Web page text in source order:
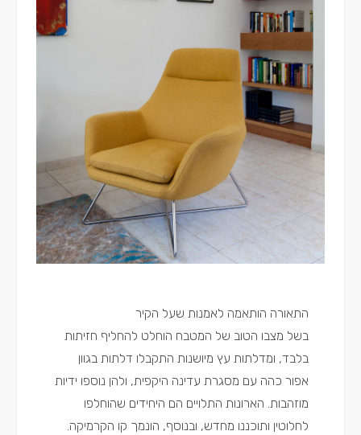
התאורה הותאמה לאמנות שעל הקיר
בשל מצבו הטוב של המטבח הוחלט להחליף חזיתות
בלבד, ומדלתות עץ מיושנות התקבלו דלתות בגוון
אפור כהה עם מסגרת עדינה היקפית, ולהן נוספו ידיות
מוזהבות. הארונות התלויים הם היחידים שהוחלפו
לחלוטין ותוכננו מחדש, ובנוסף, הונמך קו הקרמיקה.